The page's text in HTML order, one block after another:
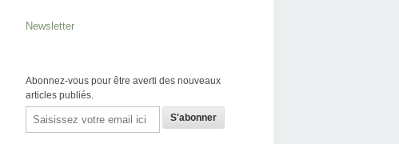
Newsletter
Abonnez-vous pour être averti des nouveaux
articles publiés.
Email